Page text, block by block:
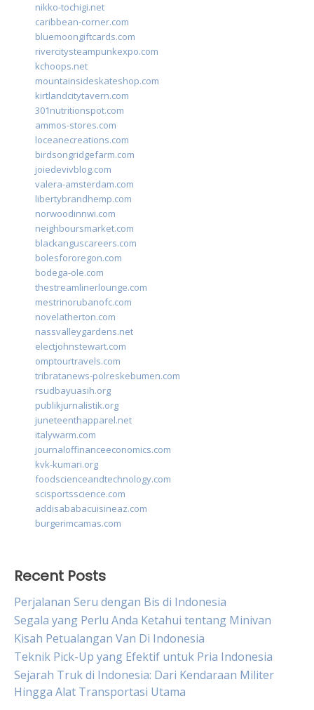
nikko-tochigi.net
caribbean-corner.com
bluemoongiftcards.com
rivercitysteampunkexpo.com
kchoops.net
mountainsideskateshop.com
kirtlandcitytavern.com
301nutritionspot.com
ammos-stores.com
loceanecreations.com
birdsongridgefarm.com
joiedevivblog.com
valera-amsterdam.com
libertybrandhemp.com
norwoodinnwi.com
neighboursmarket.com
blackanguscareers.com
bolesfororegon.com
bodega-ole.com
thestreamlinerlounge.com
mestrinorubanofc.com
novelatherton.com
nassvalleygardens.net
electjohnstewart.com
omptourtravels.com
tribratanews-polreskebumen.com
rsudbayuasih.org
publikjurnalistik.org
juneteenthapparel.net
italywarm.com
journaloffinanceeconomics.com
kvk-kumari.org
foodscienceandtechnology.com
scisportsscience.com
addisababacuisineaz.com
burgerimcamas.com
Recent Posts
Perjalanan Seru dengan Bis di Indonesia
Segala yang Perlu Anda Ketahui tentang Minivan
Kisah Petualangan Van Di Indonesia
Teknik Pick-Up yang Efektif untuk Pria Indonesia
Sejarah Truk di Indonesia: Dari Kendaraan Militer
Hingga Alat Transportasi Utama